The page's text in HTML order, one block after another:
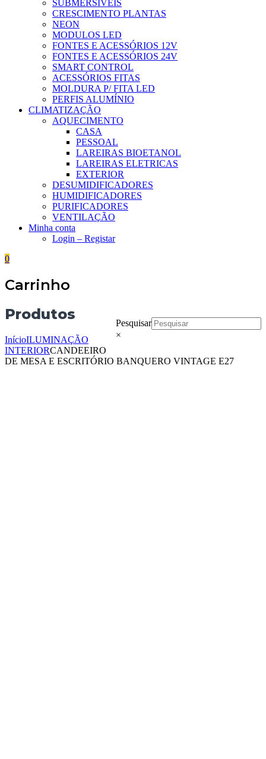
SUBMERSÍVEIS
CRESCIMENTO PLANTAS
NEON
MODULOS LED
FONTES E ACESSÓRIOS 12V
FONTES E ACESSÓRIOS 24V
SMART CONTROL
ACESSÓRIOS FITAS
MOLDURA P/ FITA LED
PERFIS ALUMÍNIO
CLIMATIZAÇÃO
AQUECIMENTO
CASA
PESSOAL
LAREIRAS BIOETANOL
LAREIRAS ELETRICAS
EXTERIOR
DESUMIDIFICADORES
HUMIDIFICADORES
PURIFICADORES
VENTILAÇÃO
Minha conta
Login – Registar
0
Carrinho
Pesquisar
×
Produtos
InícioILUMINAÇÃO
INTERIORCANDEEIRO
DE MESA E ESCRITÓRIO BANQUERO VINTAGE E27